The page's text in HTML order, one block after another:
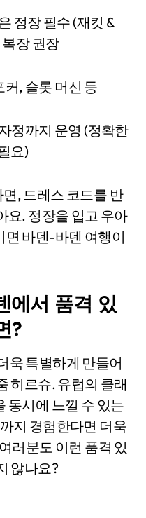
정장 필수 (재킷 &
장 권장
, 슬롯 머신 등
정까지 운영 (정확한
요)
, 드레스 코드를 반
요. 정장을 입고 우아
면 바덴-바덴 여행이
에서 품격 있
?
욱 특별하게 만들어
히르슈. 유럽의 클래
동시에 느낄 수 있는
지 경험한다면 더욱
러분도 이런 품격 있
않나요?